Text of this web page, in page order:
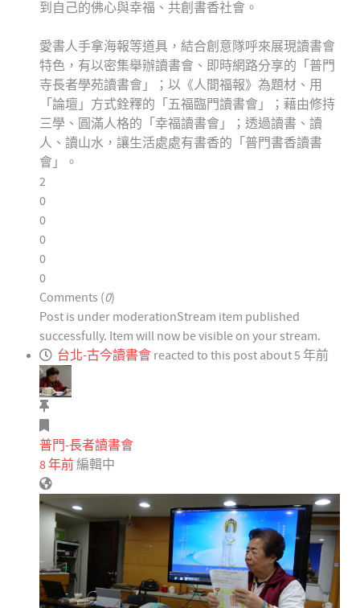
到自己的佛心與幸福、共創書香社會。
愛書人手拿海報等道具，結合創意隊呼來展現讀書會
特色，有以密集舉辦讀書會、即時網路分享的「普門
寺長者學苑讀書會」；以《人間福報》為題材、用
「論壇」方式銓釋的「五福臨門讀書會」；藉由修持
三學、圓滿人格的「幸福讀書會」；透過讀書、讀
人、讀山水，讓生活處處有書香的「普門書香讀書
會」。
2
0
0
0
0
0
Comments (0)
Post is under moderationStream item published
successfully. Item will now be visible on your stream.
台北-古今讀書會 reacted to this post about 5 年前
普門-長者讀書會
8 年前編輯中